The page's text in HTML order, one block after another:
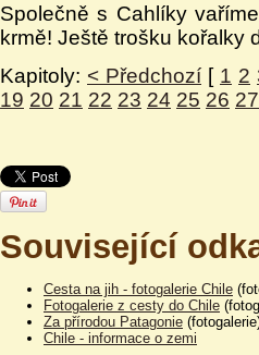
Společně s Cahlíky
krmě! Ještě trošku kořalky
Kapitoly: < Předchozí [ 1 2
19 20 21 22 23 24 25 26 27
Související
Cesta na jih - fotogalerie Chile
Fotogalerie z cesty do Chile
Za přírodou Patagonie
Chile - informace o zemi